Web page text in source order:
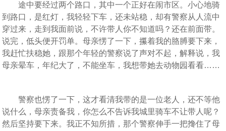
途中要经过两个路口，其中一个正好在闹市区。小心地骑
到路口，是红灯，我轻轻下车，还未站稳，却有警察从人流中
穿过来，走到我面前说，不许带人你不知道吗？还在前面带。
说完，低头便开罚单。母亲愣了一下，攥着我的胳膊要下来，
我赶忙扶稳她，跟那个年轻的警察说了声对不起，解释说，我
母亲晕车，年纪大了，不能坐车，我想带她去动物园看看……
警察也愣了一下，这才看清我带的是一位老人，还不等他
说什么，母亲责备我，你怎么不告诉我城里骑车不让带人呢？
然后坚持要下来。我正不知所措，那个警察伸手一把搀住了母